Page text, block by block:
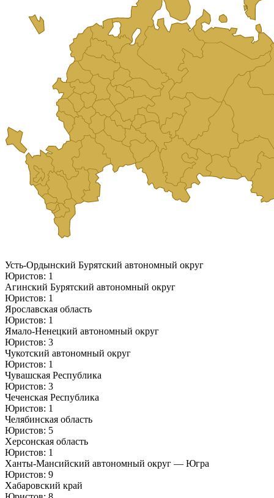
Усть-Ордынский Бурятский автономный округ
Юристов: 1
Агинский Бурятский автономный округ
Юристов: 1
Ярославская область
Юристов: 1
Ямало-Ненецкий автономный округ
Юристов: 3
Чукотский автономный округ
Юристов: 1
Чувашская Республика
Юристов: 3
Чеченская Республика
Юристов: 1
Челябинская область
Юристов: 5
Херсонская область
Юристов: 1
Ханты-Мансийский автономный округ — Югра
Юристов: 9
Хабаровский край